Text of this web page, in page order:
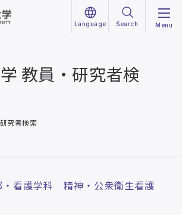
Language Search Menu
教員・研究者検
究者検索
・看護学科 精神・公衆衛生看護